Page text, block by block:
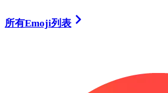
所有Emoji列表